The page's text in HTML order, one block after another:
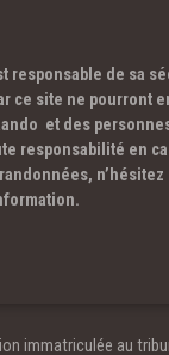
responsable de sa
ce site ne pourront
et des
responsabilité en
n’hésitez
immatriculée au